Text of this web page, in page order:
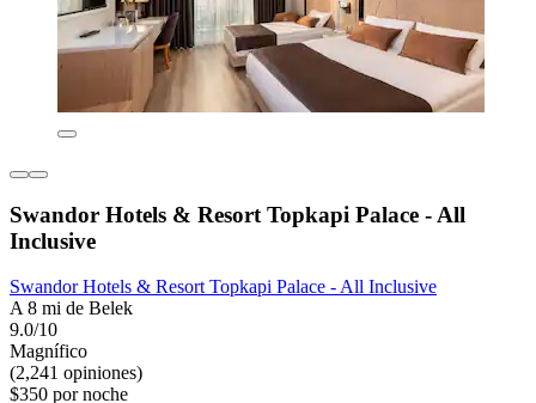
Swandor Hotels & Resort Topkapi Palace - All
Inclusive
Swandor Hotels & Resort Topkapi Palace - All Inclusive
A 8 mi de Belek
9.0/10
Magnífico
(2,241 opiniones)
$350 por noche